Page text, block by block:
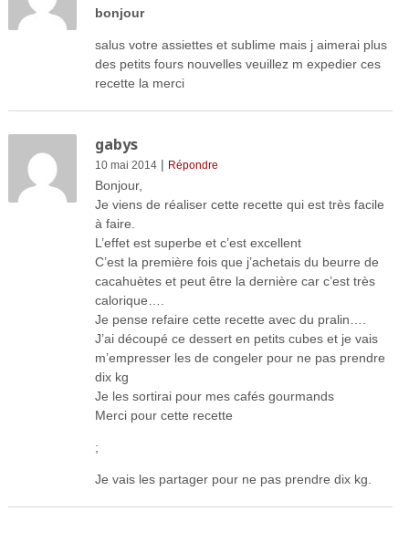
bonjour
salus votre assiettes et sublime mais j aimerai plus
des petits fours nouvelles veuillez m expedier ces
recette la merci
gabys
10 mai 2014| Répondre
Bonjour,
Je viens de réaliser cette recette qui est très facile
à faire.
L’effet est superbe et c’est excellent
C’est la première fois que j’achetais du beurre de
cacahuètes et peut être la dernière car c’est très
calorique….
Je pense refaire cette recette avec du pralin….
J’ai découpé ce dessert en petits cubes et je vais
m’empresser les de congeler pour ne pas prendre
dix kg
Je les sortirai pour mes cafés gourmands
Merci pour cette recette
;
Je vais les partager pour ne pas prendre dix kg.